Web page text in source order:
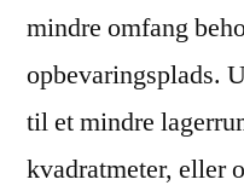
mindre omfang
opbevaringsplads.
til et mindre
kvadratmeter, eller